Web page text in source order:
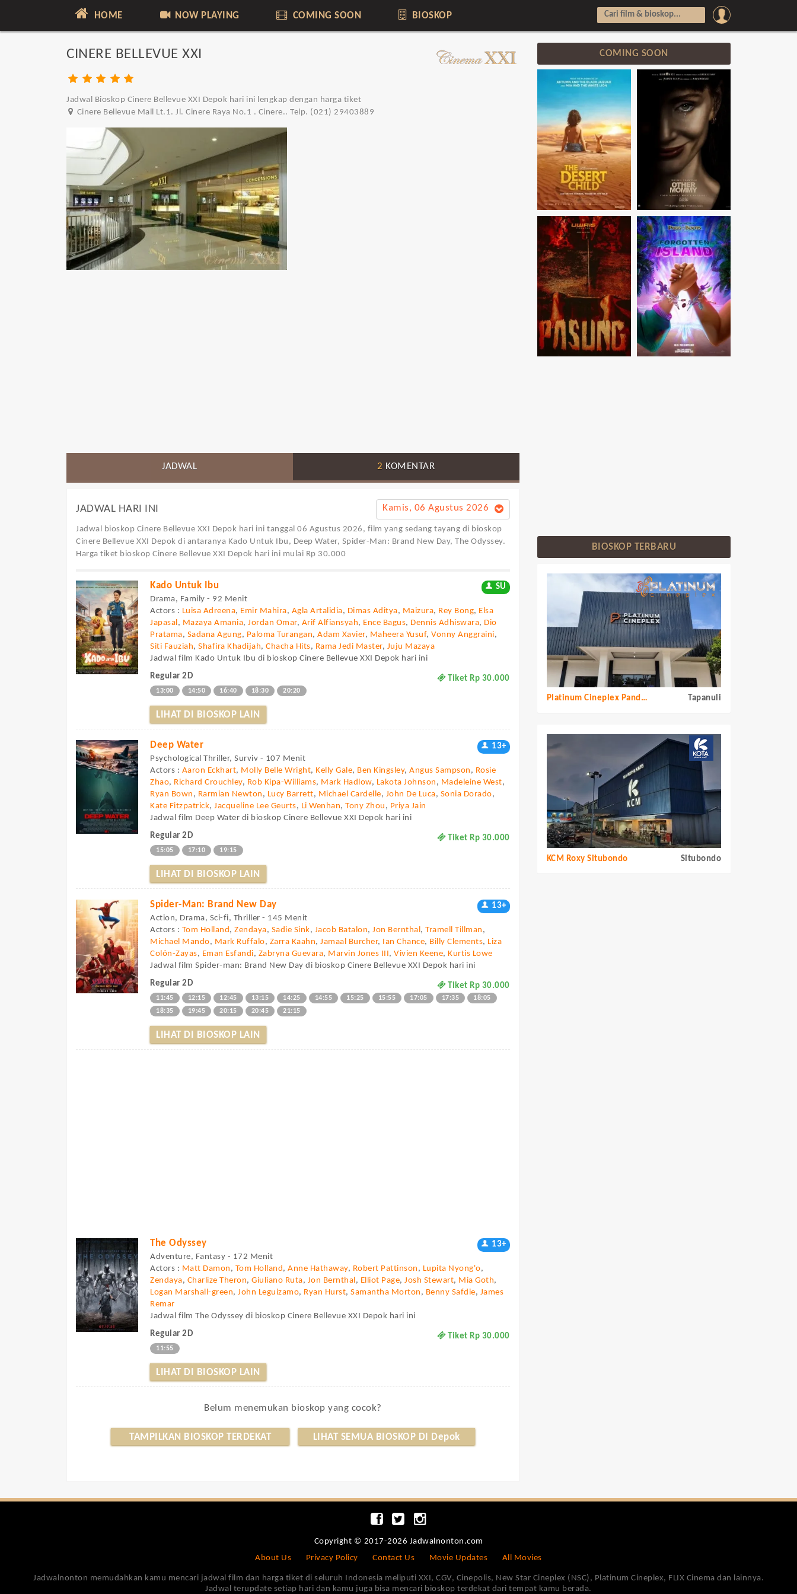
HOME NOW PLAYING COMING SOON BIOSKOP
CINERE BELLEVUE XXI
Jadwal Bioskop Cinere Bellevue XXI Depok hari ini lengkap dengan harga tiket
Cinere Bellevue Mall Lt.1. Jl. Cinere Raya No.1 . Cinere.. Telp. (021) 29403889
JADWAL 2 KOMENTAR
JADWAL HARI INI Kamis, 06 Agustus 2026
Jadwal bioskop Cinere Bellevue XXI Depok hari ini tanggal 06 Agustus 2026, film yang sedang tayang di bioskop
Cinere Bellevue XXI Depok di antaranya Kado Untuk Ibu, Deep Water, Spider-Man: Brand New Day, The Odyssey.
Harga tiket bioskop Cinere Bellevue XXI Depok hari ini mulai Rp 30.000
Kado Untuk Ibu
SU
Drama, Family - 92 Menit
Actors : Luisa Adreena, Emir Mahira, Agla Artalidia, Dimas Aditya, Maizura, Rey Bong, Elsa
Japasal, Mazaya Amania,Jordan Omar, Arif Alfiansyah, Ence Bagus, Dennis Adhiswara, Dio
Pratama, Sadana Agung, Paloma Turangan,Adam Xavier, Maheera Yusuf,Vonny Anggraini,
Siti Fauziah,Shafira Khadijah,Chacha Hits, Rama Jedi Master, Juju Mazaya
Jadwal film Kado Untuk Ibu di bioskop Cinere Bellevue XXI Depok hari ini
Regular 2D
Tiket Rp 30.000
13:00 14:50 16:40 18:30 20:20
LIHAT DI BIOSKOP LAIN
Deep Water
13+
Psychological Thriller, Surviv - 107 Menit
Actors : Aaron Eckhart, Molly Belle Wright,Kelly Gale, Ben Kingsley,Angus Sampson , Rosie
Zhao, Richard Crouchley, Rob Kipa-Williams, Mark Hadlow, Lakota Johnson , Madeleine West,
Ryan Bown , Rarmian Newton , Lucy Barrett, Michael Cardelle, John De Luca, Sonia Dorado,
Kate Fitzpatrick,Jacqueline Lee Geurts, Li Wenhan,Tony Zhou , Priya Jain
Jadwal film Deep Water di bioskop Cinere Bellevue XXI Depok hari ini
Regular 2D
Tiket Rp 30.000
15:05 17:10 19:15
LIHAT DI BIOSKOP LAIN
Spider-Man: Brand New Day
13+
Action, Drama, Sci-fi, Thriller - 145 Menit
Actors : Tom Holland,Zendaya, Sadie Sink, Jacob Batalon,Jon Bernthal,Tramell Tillman ,
Michael Mando, Mark Ruffalo, Zarra Kaahn,Jamaal Burcher, Ian Chance, Billy Clements, Liza
Colón-Zayas, Eman Esfandi, Zabryna Guevara, Marvin Jones III,Vivien Keene,Kurtis Lowe
Jadwal film Spider-man: Brand New Day di bioskop Cinere Bellevue XXI Depok hari ini
Regular 2D
Tiket Rp 30.000
11:45 12:15 12:45 13:15 14:25 14:55 15:25 15:55 17:05 17:35
18:05
18:35
19:45 20:15 20:45 21:15
LIHAT DI BIOSKOP LAIN
The Odyssey
13+
Adventure, Fantasy - 172 Menit
Actors : Matt Damon , Tom Holland,Anne Hathaway, Robert Pattinson , Lupita Nyong'o,
Zendaya, Charlize Theron,Giuliano Ruta, Jon Bernthal, Elliot Page,Josh Stewart, Mia Goth,
Logan Marshall-green,John Leguizamo, Ryan Hurst,Samantha Morton , Benny Safdie, James
Remar
Jadwal film The Odyssey di bioskop Cinere Bellevue XXI Depok hari ini
Regular 2D
Tiket Rp 30.000
11:55
LIHAT DI BIOSKOP LAIN
Belum menemukan bioskop yang cocok?
TAMPILKAN BIOSKOP TERDEKAT LIHAT SEMUA BIOSKOP DI Depok
COMING SOON
BIOSKOP TERBARU
Platinum Cineplex Pandan Tapanuli Tengah Tapanuli
KCM Roxy Situbondo Situbondo
Copyright © 2017-2026 Jadwalnonton.com
About Us
Privacy Policy Contact Us Movie Updates All Movies
Jadwalnonton memudahkan kamu mencari jadwal film dan harga tiket di seluruh Indonesia meliputi XXI, CGV, Cinepolis, New Star Cineplex (NSC), Platinum Cineplex, FLIX Cinema dan lainnya.
Jadwal terupdate setiap hari dan kamu juga bisa mencari bioskop terdekat dari tempat kamu berada.